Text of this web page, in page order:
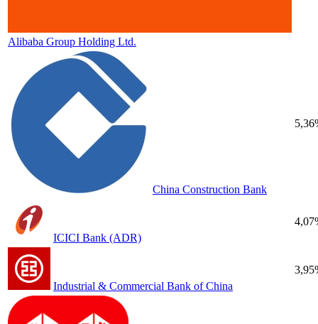
Alibaba Group Holding Ltd.
China Construction Bank
ICICI Bank (ADR)
Industrial & Commercial Bank of China